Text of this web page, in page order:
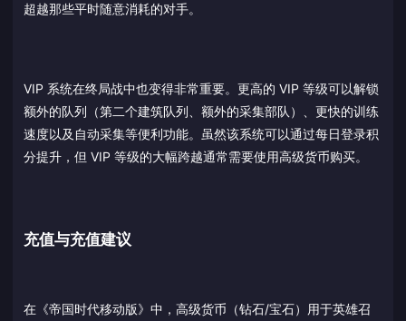
超越那些平时随意消耗的对手。
VIP 系统在终局战中也变得非常重要。更高的 VIP 等级可以解锁
额外的队列（第二个建筑队列、额外的采集部队）、更快的训练
速度以及自动采集等便利功能。虽然该系统可以通过每日登录积
分提升，但 VIP 等级的大幅跨越通常需要使用高级货币购买。
充值与充值建议
在《帝国时代移动版》中，高级货币（钻石/宝石）用于英雄召